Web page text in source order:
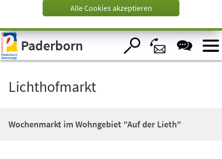
Visuelle
Assistenzsoftware
öffnen.
Alle Cookies akzeptieren
Paderborn
Lichthofmarkt
Wochenmarkt im Wohngebiet "Auf der Lieth"